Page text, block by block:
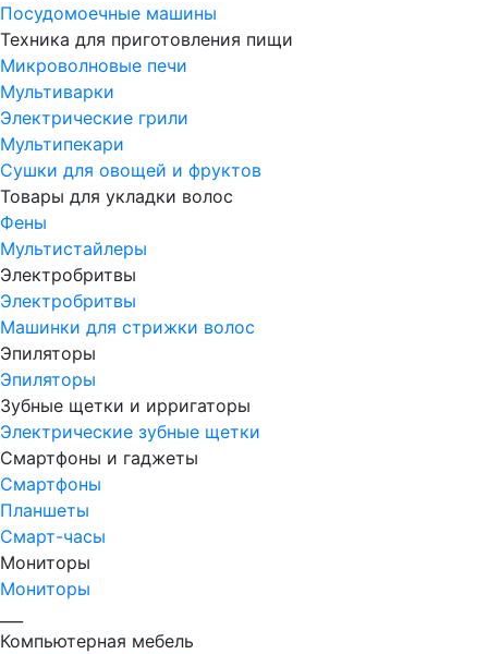
Посудомоечные машины
Техника для приготовления пищи
Микроволновые печи
Мультиварки
Электрические грили
Мультипекари
Сушки для овощей и фруктов
Товары для укладки волос
Фены
Мультистайлеры
Электробритвы
Электробритвы
Машинки для стрижки волос
Эпиляторы
Эпиляторы
Зубные щетки и ирригаторы
Электрические зубные щетки
Смартфоны и гаджеты
Смартфоны
Планшеты
Смарт-часы
Мониторы
Мониторы
Компьютерная мебель